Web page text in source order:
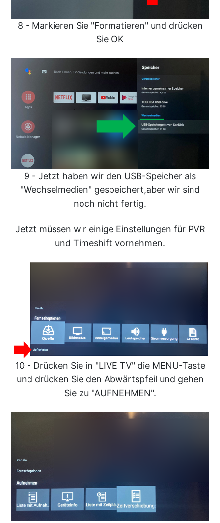
8 - Markieren Sie "Formatieren" und drücken
Sie OK
9 - Jetzt haben wir den USB-Speicher als
"Wechselmedien" gespeichert,aber wir sind
noch nicht fertig.
Jetzt müssen wir einige Einstellungen für PVR
und Timeshift vornehmen.
10 - Drücken Sie in "LIVE TV" die MENU-Taste
und drücken Sie den Abwärtspfeil und gehen
Sie zu "AUFNEHMEN".